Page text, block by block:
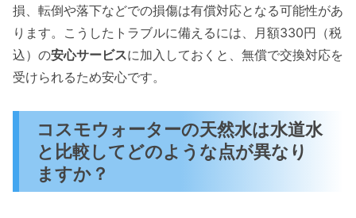
損、転倒や落下などでの損傷は有償対応となる可能性があ
ります。こうしたトラブルに備えるには、月額330円（税
込）の安心サービスに加入しておくと、無償で交換対応を
受けられるため安心です。
コスモウォーターの天然水は水道水
と比較してどのような点が異なり
ますか？